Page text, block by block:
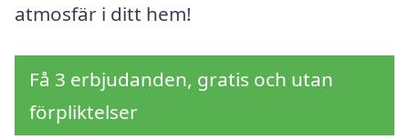
atmosfär i ditt hem!
Få 3 erbjudanden, gratis och utan
förpliktelser